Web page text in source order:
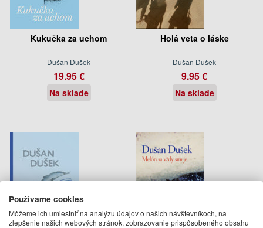
Kukučka za uchom
Dušan Dušek
19.95 €
Na sklade
Holá veta o láske
Dušan Dušek
9.95 €
Na sklade
Používame cookies
Môžeme ich umiestniť na analýzu údajov o našich návštevníkoch, na
zlepšenie našich webových stránok, zobrazovanie prispôsobeného obsahu